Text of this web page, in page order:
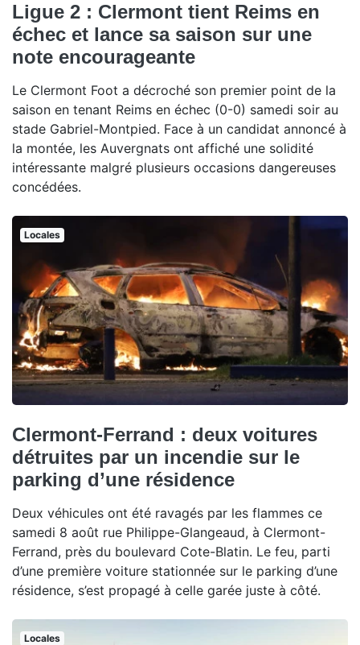
Ligue 2 : Clermont tient Reims en
échec et lance sa saison sur une
note encourageante
Le Clermont Foot a décroché son premier point de la
saison en tenant Reims en échec (0-0) samedi soir au
stade Gabriel-Montpied. Face à un candidat annoncé à
la montée, les Auvergnats ont affiché une solidité
intéressante malgré plusieurs occasions dangereuses
concédées.
Locales
Clermont-Ferrand : deux voitures
détruites par un incendie sur le
parking d’une résidence
Deux véhicules ont été ravagés par les flammes ce
samedi 8 août rue Philippe-Glangeaud, à Clermont-
Ferrand, près du boulevard Cote-Blatin. Le feu, parti
d’une première voiture stationnée sur le parking d’une
résidence, s’est propagé à celle garée juste à côté.
Locales